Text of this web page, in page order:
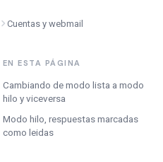
Cuentas y webmail
EN ESTA PÁGINA
Cambiando de modo lista a modo
hilo y viceversa
Modo hilo, respuestas marcadas
como leidas